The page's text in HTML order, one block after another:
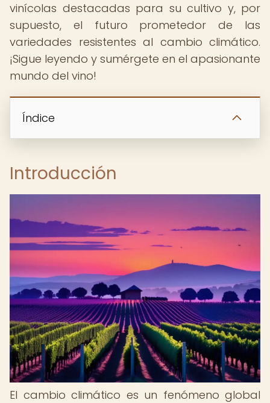
vinícolas destacadas para su cultivo y, por
supuesto, el futuro prometedor de las
variedades resistentes al cambio climático.
¡Sigue leyendo y sumérgete en el apasionante
mundo del vino!
Índice
Introducción
El cambio climático es un fenómeno global